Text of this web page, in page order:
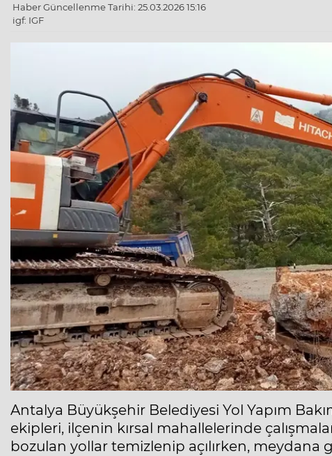
Haber Güncellenme Tarihi: 25.03.2026 15:16
igf: IGF
Antalya Büyükşehir Belediyesi Yol Yapım
ekipleri, ilçenin kırsal mahallelerinde
bozulan yollar temizlenip açılırken, meydana